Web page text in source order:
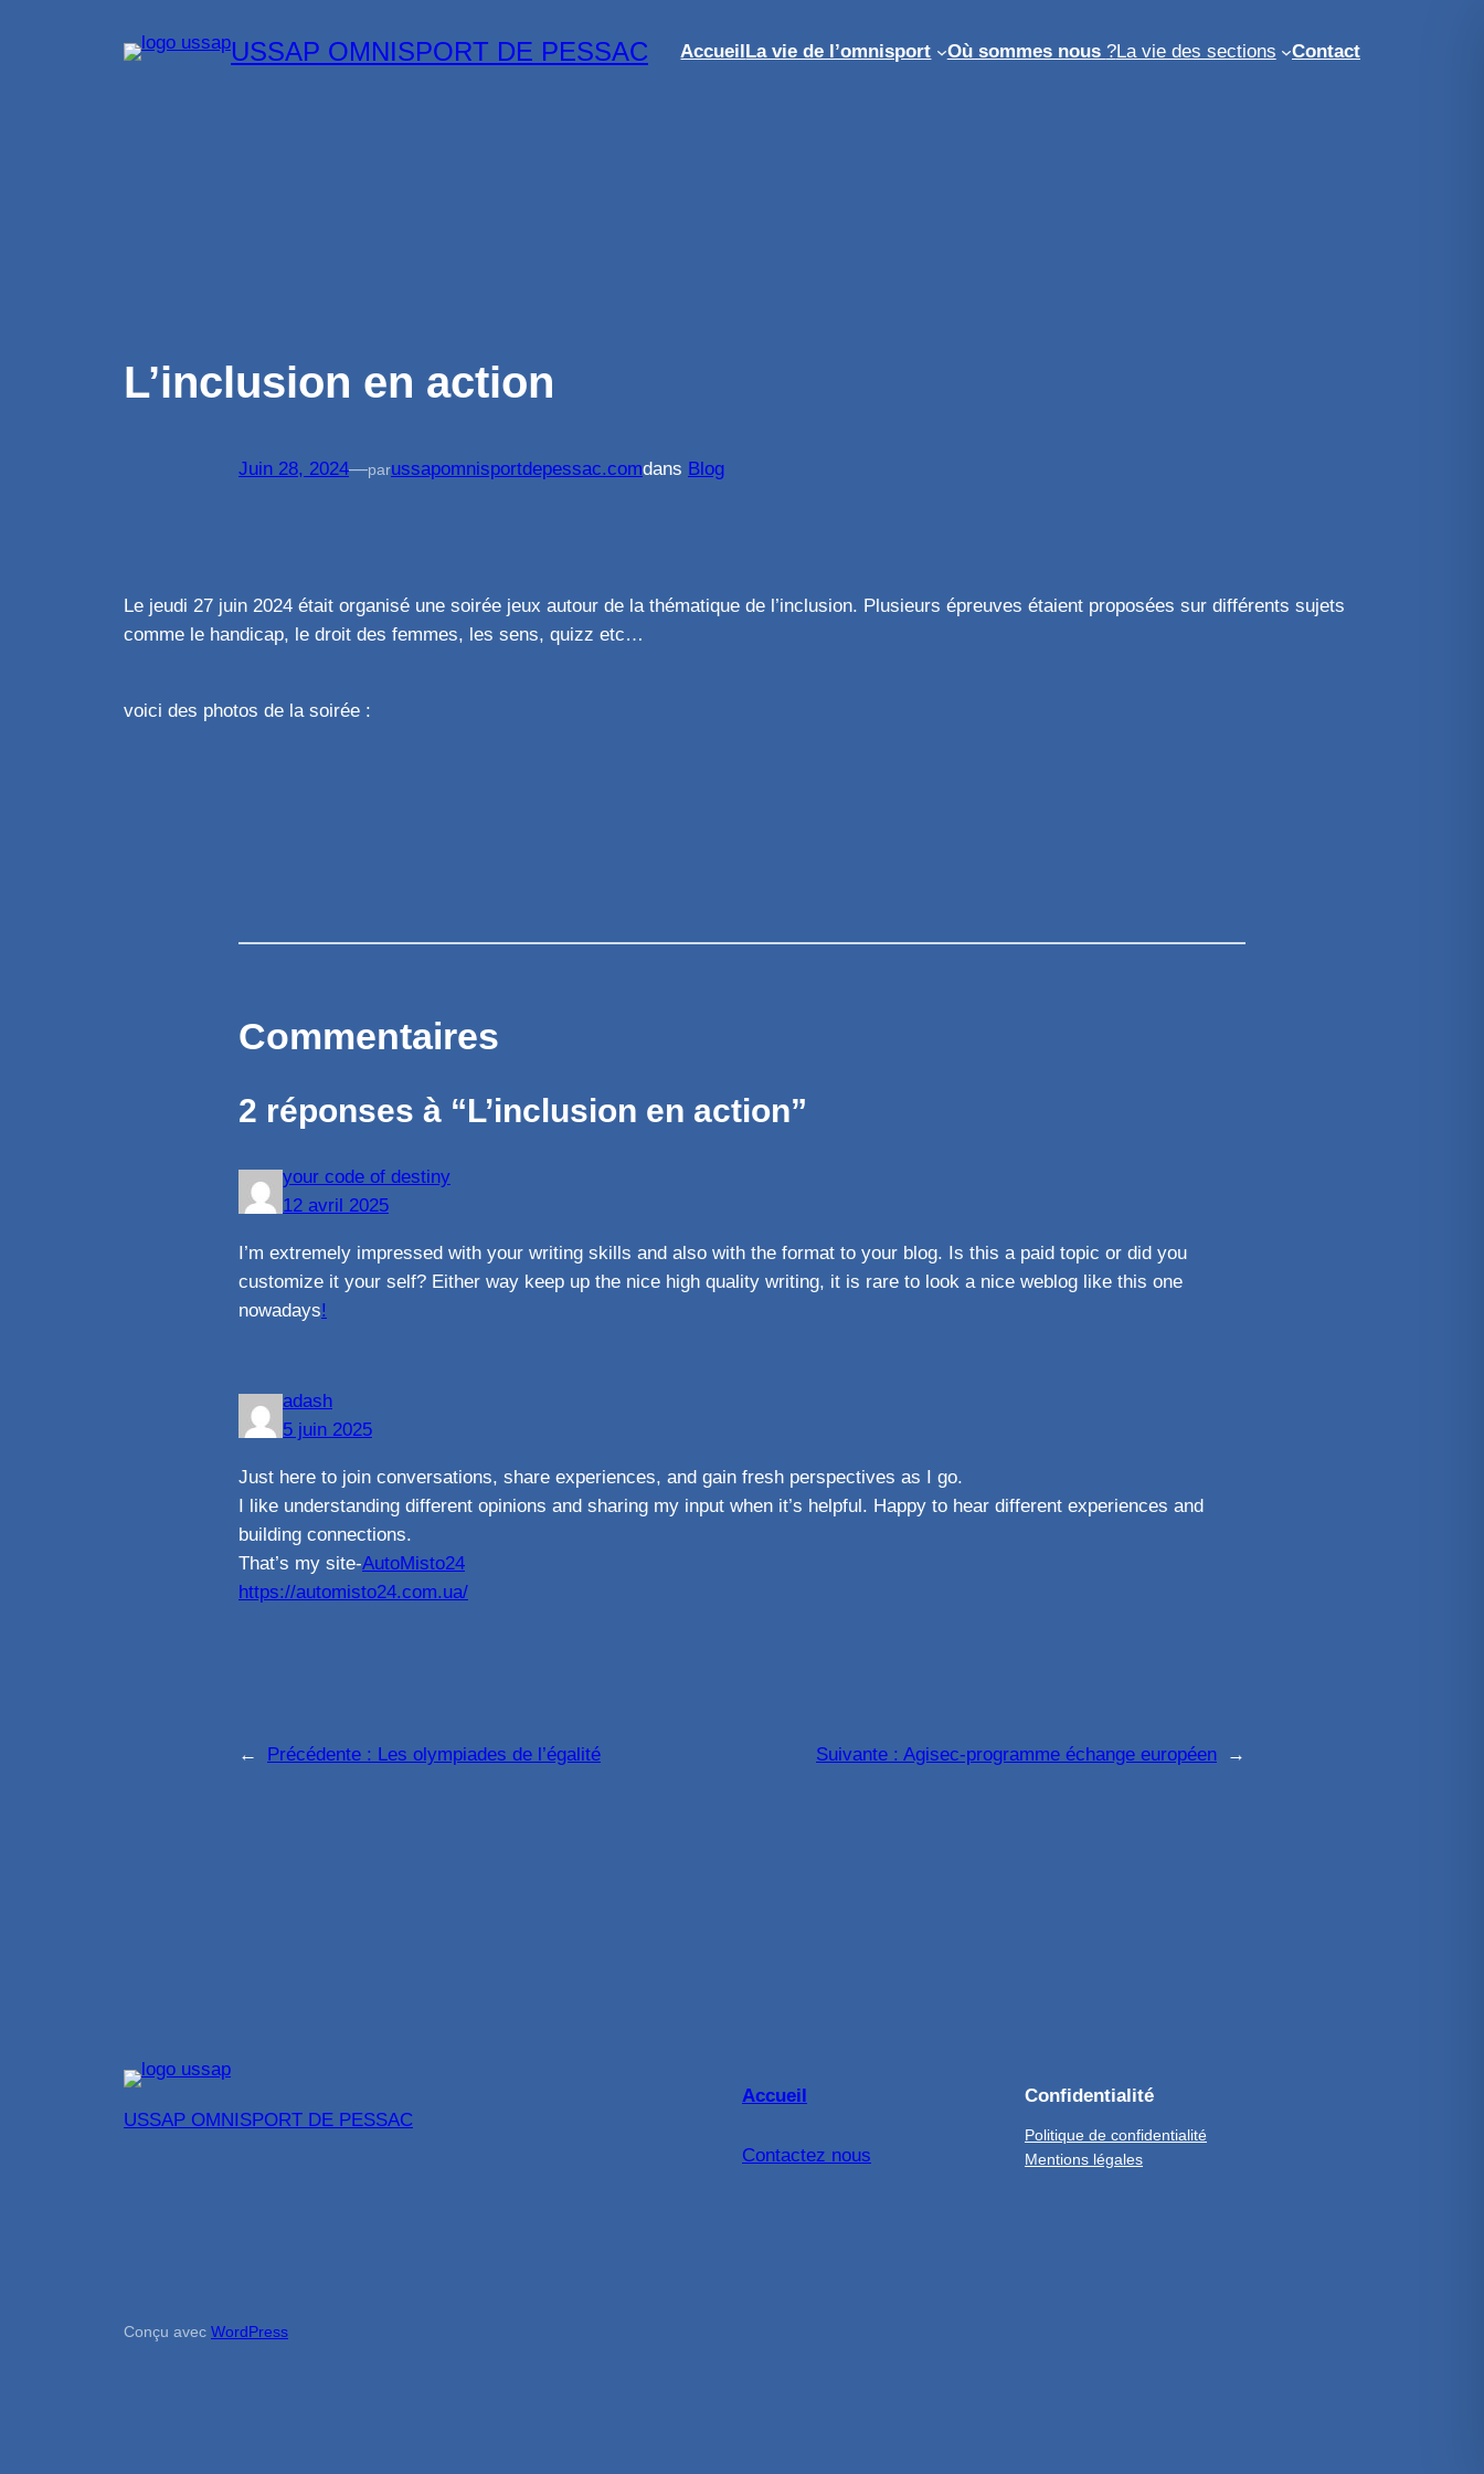
USSAP OMNISPORT DE PESSAC AccueilLa vie de l’omnisport Où sommes nous ?La vie des sections Contact
L’inclusion en action
Juin 28, 2024—parussapomnisportdepessac.comdans Blog
Le jeudi 27 juin 2024 était organisé une soirée jeux autour de la thématique de l’inclusion. Plusieurs épreuves étaient proposées sur différents sujets
comme le handicap, le droit des femmes, les sens, quizz etc…
voici des photos de la soirée :
Commentaires
2 réponses à “L’inclusion en action”
your code of destiny
12 avril 2025
I’m extremely impressed with your writing skills and also with the format to your blog. Is this a paid topic or did you
customize it your self? Either way keep up the nice high quality writing, it is rare to look a nice weblog like this one
nowadays!
adash
5 juin 2025
Just here to join conversations, share experiences, and gain fresh perspectives as I go.
I like understanding different opinions and sharing my input when it’s helpful. Happy to hear different experiences and
building connections.
That’s my site-AutoMisto24
https://automisto24.com.ua/
← Précédente : Les olympiades de l’égalité Suivante : Agisec-programme échange européen →
USSAP OMNISPORT DE PESSAC
Accueil
Contactez nous
Confidentialité
Politique de confidentialité
Mentions légales
Conçu avec WordPress